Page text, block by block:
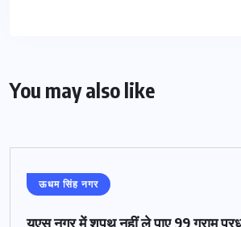
You may also like
ऊधम सिंह नगर
यूएस नगर में शपथ नहीं ले पाए 99 ग्राम